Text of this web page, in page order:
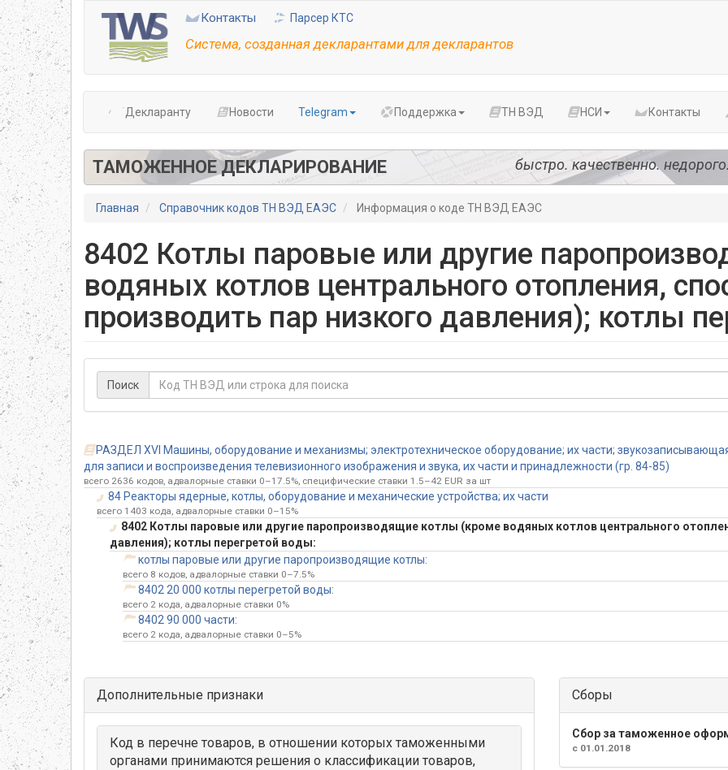
Перейти
к
основному
содержанию
Контакты Парсер КТС
Система, созданная декларантами для декларантов
Декларанту Новости Telegram Поддержка ТН ВЭД НСИ Контакты
ТАМОЖЕННОЕ ДЕКЛАРИРОВАНИЕ быстро. качественно.
Главная Справочник кодов ТН ВЭД ЕАЭС Информация о коде ТН ВЭД ЕАЭС
8402 Котлы паровые или другие
водяных котлов центрального отопления,
производить пар низкого давления); котлы
Поиск
РАЗДЕЛ XVI Машины, оборудование и механизмы; электротехническое оборудование; их части;
для записи и воспроизведения телевизионного изображения и звука, их части и принадлежности (гр. 84-85)
всего 2636 кодов, адвалорные ставки 0–17.5%, специфические ставки 1.5–42 EUR за шт
84 Реакторы ядерные, котлы, оборудование и механические устройства; их части
всего 1403 кода, адвалорные ставки 0–15%
8402 Котлы паровые или другие паропроизводящие котлы (кроме водяных котлов центрального
давления); котлы перегретой воды:
котлы паровые или другие паропроизводящие котлы:
всего 8 кодов, адвалорные ставки 0–7.5%
8402 20 000 котлы перегретой воды:
всего 2 кода, адвалорные ставки 0%
8402 90 000 части:
всего 2 кода, адвалорные ставки 0–5%
Дополнительные признаки
Код в перечне товаров, в отношении которых таможенными
органами принимаются решения о классификации товаров,
Сборы
Сбор за таможенное
с 01.01.2018